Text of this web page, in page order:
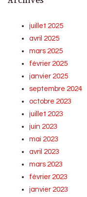
juillet 2025
avril 2025
mars 2025
février 2025
janvier 2025
septembre 2024
octobre 2023
juillet 2023
juin 2023
mai 2023
avril 2023
mars 2023
février 2023
janvier 2023